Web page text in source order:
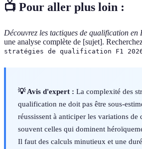
📺 Pour aller plus loin :
Découvrez les tactiques de qualification en
une analyse complète de [sujet].
stratégies de qualification F1
💡 Avis d'expert : La complexité des
qualification ne doit pas être sous-
réussissent à anticiper les variations de
souvent celles qui dominent
Il faut des calculs minutieux et une